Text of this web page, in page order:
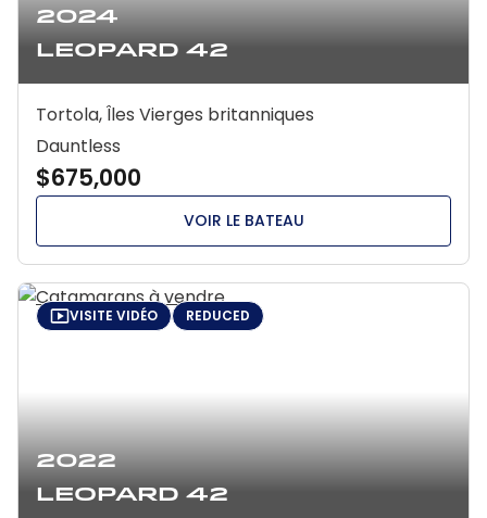
2024
Leopard 42
Tortola, Îles Vierges britanniques
Dauntless
$675,000
VOIR LE BATEAU
2022
Leopard 42
VISITE VIDÉO REDUCED